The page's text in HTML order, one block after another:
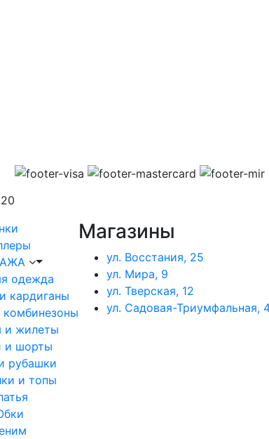
одежда
кардиганы
и жилеты
и шорты
рубашки
и топы
Магазины
ул. Восстания, 25
ул. Мира, 9
ул. Тверская, 12
ул. Садовая-Триумфальная,